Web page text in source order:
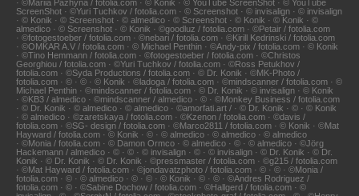
· ©Mariia Pazhyna / fotolia.com · © Konik · © YouTube ScreenShot · © YouTube
ScreenShot · ©Yuri Tuchkov / fotolia.com · © Screenshot · © invisalign · © invisalign
· © Konik · © Screenshot · © almedico · © Screenshot · © Konik · © Konik · ©
almedico · © Screenshot · © Konik · ©goodluz / fotolia.com · ©Petair / fotolia.com
· ©fotogestoeber / fotolia.com · ©nebari / fotolia.com · ©Kirill Kedrinski / fotolia.com
· ©OMKAR A.V / fotolia.com · © Michael Penthin · ©Andy-pix / fotolia.com · © Konik
· ©Tino Hemmann / fotolia.com · ©fotogestoeber / fotolia.com · ©Christos
Georghiou / fotolia.com · ©Yuri Tuchkov / fotolia.com · ©Ross Petukhov /
fotolia.com · ©Syda Productions / fotolia.com · © Dr. Konik · ©MK-Photo /
fotolia.com · © · © · © Konik · ©ladoga / fotolia.com · ©mindscanner / fotolia.com · ©
Michael Penthin · ©mindscanner / fotolia.com · © Dr. Konik · © invisalign · © Konik
· ©KB3 / almedico · ©mindscanner / almedico · © · ©Monkey Business / fotolia.com
· © Dr. Konik · © almedico · © almedico · ©amorfati.art / · © Dr. Konik · © · © Konik
· © almedico · ©zaretskaya / fotolia.com · ©Kzenon / fotolia.com · ©davis /
fotolia.com · ©SG- design / fotolia.com · ©Marco2811 / fotolia.com · © Konik · ©Mat
Hayward / fotolia.com · © Konik · © · © almedico · © almedico · © almedico
· ©Monia / fotolia.com · © Damon Ormco · © almedico · © · © almedico · ©Jörg
Hackemann / almedico · © · © · © invisalign · © · © invisalign · © Dr. Konik · © Dr.
Konik · © Dr. Konik · © Dr. Konik · ©pressmaster / fotolia.com · ©g215 / fotolia.com
· ©Mat Hayward / fotolia.com · ©jondavatzphoto / fotolia.com · © · © · ©Monia /
fotolia.com · © · © almedico · © · © · © Konik · © · © · ©Andres Rodriguez /
fotolia.com · © · ©Sabine Dochow / fotolia.com · ©Hallgerd / fotolia.com · ©